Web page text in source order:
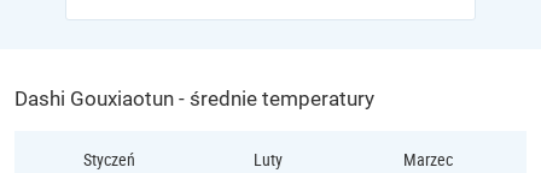
Dashi Gouxiaotun - średnie temperatury
Styczeń Luty Marzec